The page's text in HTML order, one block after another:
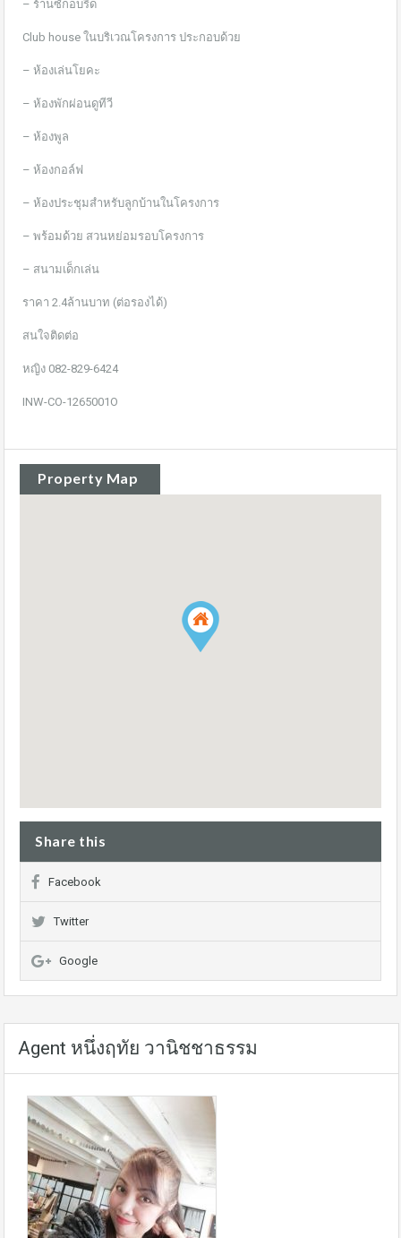
– ร้านซักอบรีด
Club house ในบริเวณโครงการ ประกอบด้วย
– ห้องเล่นโยคะ
– ห้องพักผ่อนดูทีวี
– ห้องพูล
– ห้องกอล์ฟ
– ห้องประชุมสำหรับลูกบ้านในโครงการ
– พร้อมด้วย สวนหย่อมรอบโครงการ
– สนามเด็กเล่น
ราคา 2.4ล้านบาท (ต่อรองได้)
สนใจติดต่อ
หญิง 082-829-6424
INW-CO-1265001O
Property Map
Share this
Facebook
Twitter
Google
Agent หนึ่งฤทัย วานิชชาธรรม